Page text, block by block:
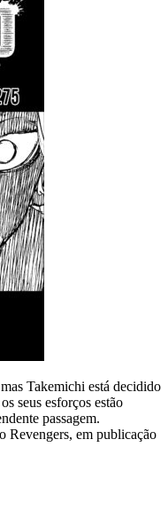
Takemichi está decidido
seus esforços estão
passagem.
Revengers, em publicação